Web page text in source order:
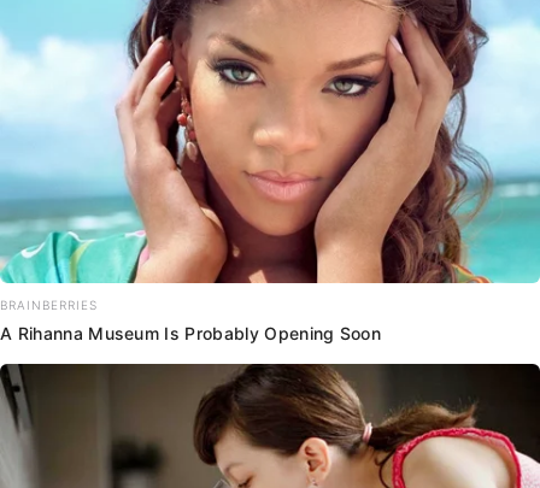
BRAINBERRIES
A Rihanna Museum Is Probably Opening Soon